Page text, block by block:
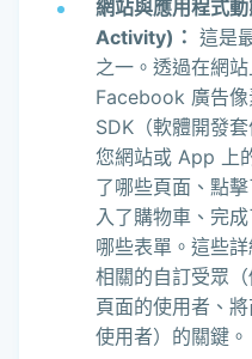
網站與應用程式
Activity)： 這是
之一。透過在網
Facebook 廣告
SDK（軟體開發
您網站或 App 上
了哪些頁面、點
入了購物車、完
哪些表單。這些
相關的自訂受眾
頁面的使用者、
使用者）的關鍵。